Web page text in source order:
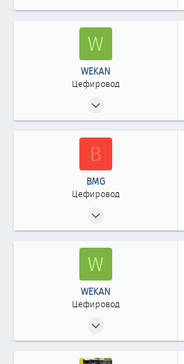
W
WEKAN
Цефировод
565
Казахстан г.Степногорск
B
BMG
Цефировод
602
W
WEKAN
Цефировод
565